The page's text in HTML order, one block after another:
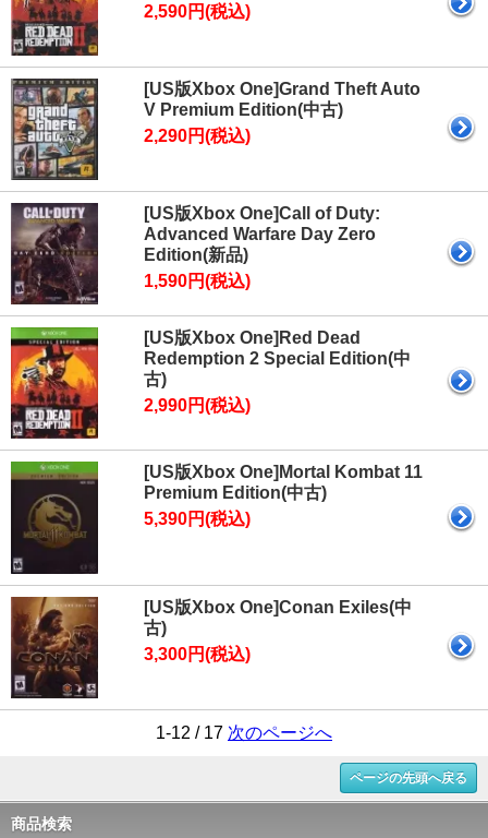
2,590円(税込)
[US版Xbox One]Grand Theft Auto
V Premium Edition(中古)
2,290円(税込)
[US版Xbox One]Call of Duty:
Advanced Warfare Day Zero
Edition(新品)
1,590円(税込)
[US版Xbox One]Red Dead
Redemption 2 Special Edition(中
古)
2,990円(税込)
[US版Xbox One]Mortal Kombat 11
Premium Edition(中古)
5,390円(税込)
[US版Xbox One]Conan Exiles(中
古)
3,300円(税込)
1-12 / 17 次のページへ
ページの先頭へ戻る
商品検索